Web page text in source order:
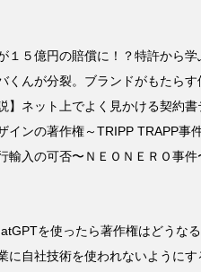
１５億円の賠償に！？特許から
くんが分裂。ブランドがもたらす
】ネット上でよく見かける契約
インの著作権～TRIPP TRAPP事
輸入の可否〜ＮＥＯＮＥＲＯ事件
を使ったら著作権はどうな
に自社技術を使われないようにす